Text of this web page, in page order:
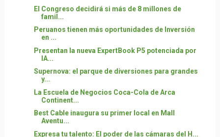
El Congreso decidirá si más de 8 millones de
famil...
Peruanos tienen más oportunidades de Inversión
en ...
Presentan la nueva ExpertBook P5 potenciada por
IA...
Supernova: el parque de diversiones para grandes
y...
La Escuela de Negocios Coca-Cola de Arca
Continent...
Best Cable inaugura su primer local en Mall
Aventu...
Expresa tu talento: El poder de las cámaras del H...